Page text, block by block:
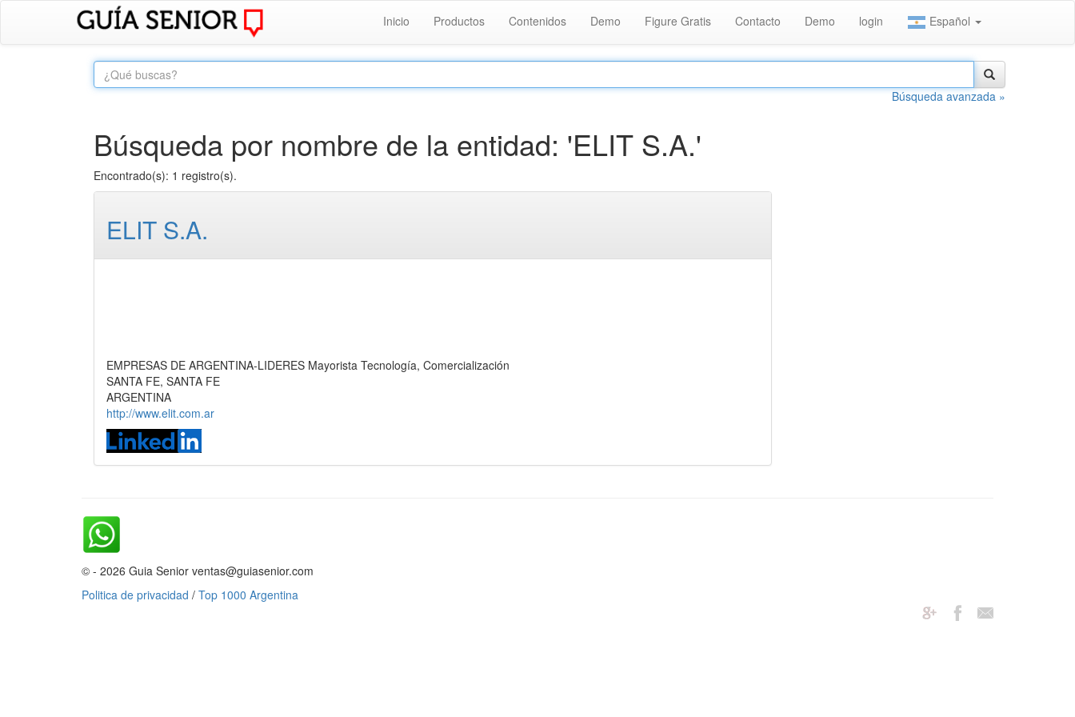
Inicio Productos Contenidos Demo Figure Gratis Contacto Demo login Español
Búsqueda avanzada »
Búsqueda por nombre de la entidad: 'ELIT S.A.'
Encontrado(s): 1 registro(s).
ELIT S.A.
EMPRESAS DE ARGENTINA-LIDERES Mayorista Tecnología, Comercialización
SANTA FE, SANTA FE
ARGENTINA
http://www.elit.com.ar
© - 2026 Guia Senior ventas@guiasenior.com
Politica de privacidad / Top 1000 Argentina